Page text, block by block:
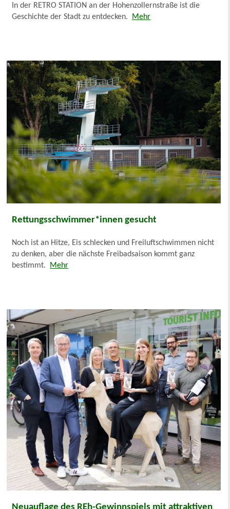
In der RETRO STATION an der Hohenzollernstraße ist die
Geschichte der Stadt zu entdecken. Mehr
Rettungsschwimmer*innen gesucht
Noch ist an Hitze, Eis schlecken und Freiluftschwimmen nicht
zu denken, aber die nächste Freibadsaison kommt ganz
bestimmt.
Mehr
Neuauflage des REh-Gewinnspiels mit attraktiven